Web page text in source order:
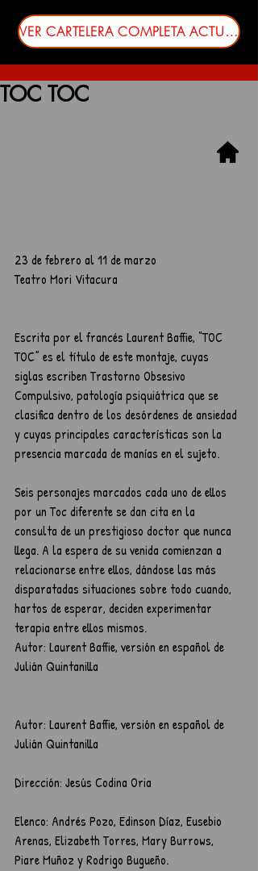
VER CARTELERA COMPLETA ACTUALIZADA
TOC TOC
23 de febrero al 11 de marzo
Teatro Mori Vitacura
Escrita por el francés Laurent Baffie, “TOC
TOC” es el título de este montaje, cuyas
siglas escriben Trastorno Obsesivo
Compulsivo, patología psiquiátrica que se
clasifica dentro de los desórdenes de ansiedad
y cuyas principales características son la
presencia marcada de manías en el sujeto.
Seis personajes marcados cada uno de ellos
por un Toc diferente se dan cita en la
consulta de un prestigioso doctor que nunca
llega. A la espera de su venida comienzan a
relacionarse entre ellos, dándose las más
disparatadas situaciones sobre todo cuando,
hartos de esperar, deciden experimentar
terapia entre ellos mismos.
Autor: Laurent Baffie, versión en español de
Julián Quintanilla
Autor: Laurent Baffie, versión en español de
Julián Quintanilla
Dirección: Jesús Codina Oria
Elenco: Andrés Pozo, Edinson Díaz, Eusebio
Arenas, Elizabeth Torres, Mary Burrows,
Piare Muñoz y Rodrigo Bugueño.